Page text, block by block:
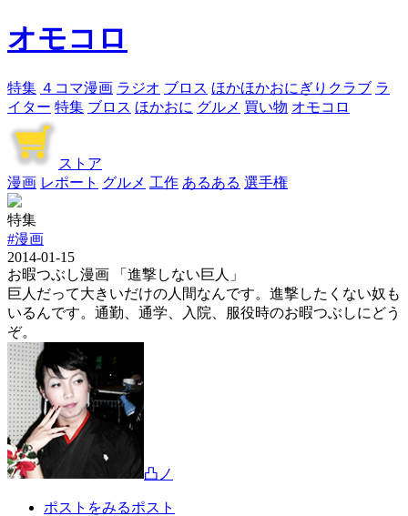
オモコロ
特集 ４コマ漫画 ラジオ ブロス ほかほかおにぎりクラブ ラ
イター 特集 ブロス ほかおに グルメ 買い物 オモコロ
ストア
漫画 レポート グルメ 工作 あるある 選手権
特集
#漫画
2014-01-15
お暇つぶし漫画 「進撃しない巨人」
巨人だって大きいだけの人間なんです。進撃したくない奴も
いるんです。通勤、通学、入院、服役時のお暇つぶしにどう
ぞ。
凸ノ
ポストをみるポスト